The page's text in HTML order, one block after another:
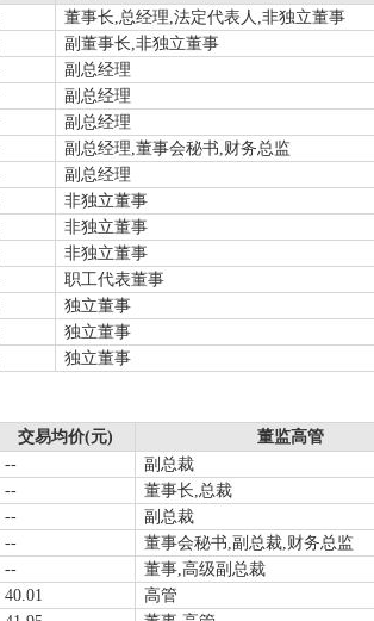
董事长,总经理,法定代表人,非独立董事
副董事长,非独立董事
副总经理
副总经理
副总经理
副总经理,董事会秘书,财务总监
副总经理
非独立董事
非独立董事
非独立董事
职工代表董事
独立董事
独立董事
独立董事
交易均价(元) 董监高管
-- 副总裁
-- 董事长,总裁
-- 副总裁
-- 董事会秘书,副总裁,财务总监
-- 董事,高级副总裁
40.01 高管